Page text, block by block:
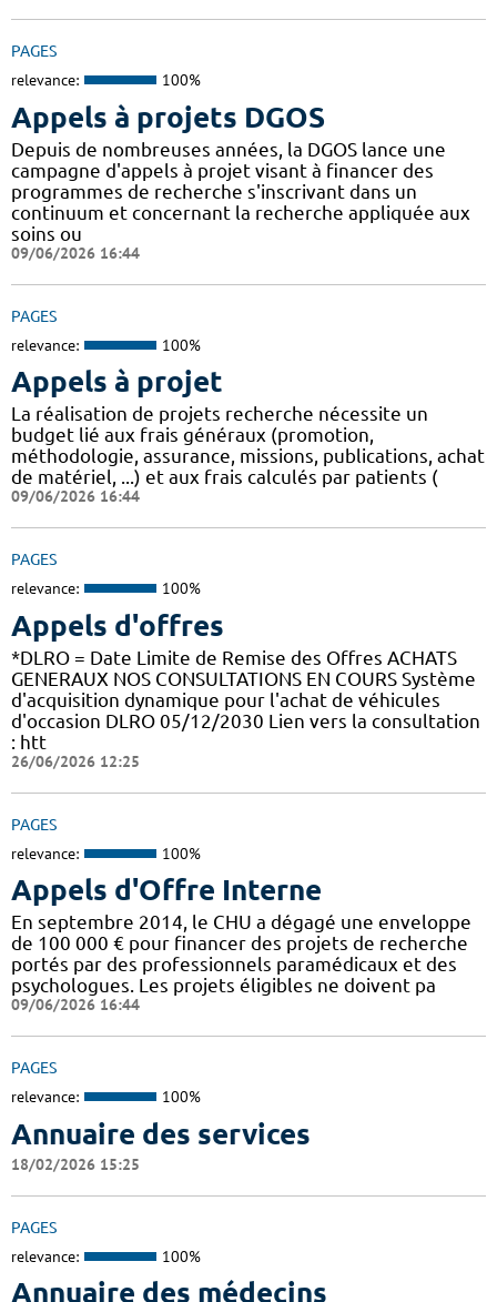
PAGES
relevance: 100%
Appels à projets DGOS
Depuis de nombreuses années, la DGOS lance une
campagne d'appels à projet visant à financer des
programmes de recherche s'inscrivant dans un
continuum et concernant la recherche appliquée aux
soins ou
09/06/2026 16:44
PAGES
relevance: 100%
Appels à projet
La réalisation de projets recherche nécessite un
budget lié aux frais généraux (promotion,
méthodologie, assurance, missions, publications, achat
de matériel, ...) et aux frais calculés par patients (
09/06/2026 16:44
PAGES
relevance: 100%
Appels d'offres
*DLRO = Date Limite de Remise des Offres ACHATS
GENERAUX NOS CONSULTATIONS EN COURS Système
d'acquisition dynamique pour l'achat de véhicules
d'occasion DLRO 05/12/2030 Lien vers la consultation
: htt
26/06/2026 12:25
PAGES
relevance: 100%
Appels d'Offre Interne
En septembre 2014, le CHU a dégagé une enveloppe
de 100 000 € pour financer des projets de recherche
portés par des professionnels paramédicaux et des
psychologues. Les projets éligibles ne doivent pa
09/06/2026 16:44
PAGES
relevance: 100%
Annuaire des services
18/02/2026 15:25
PAGES
relevance: 100%
Annuaire des médecins